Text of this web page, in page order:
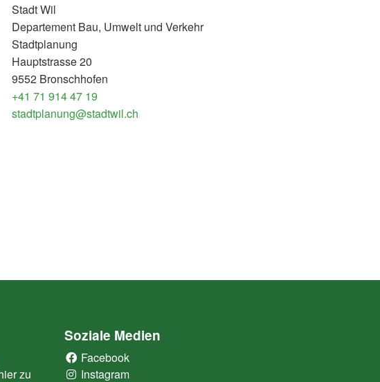
Stadt Wil
Departement Bau, Umwelt und Verkehr
Stadtplanung
Hauptstrasse 20
9552 Bronschhofen
+41 71 914 47 19
stadtplanung@stadtwil.ch
zu
Soziale Medien
Facebook
Instagram